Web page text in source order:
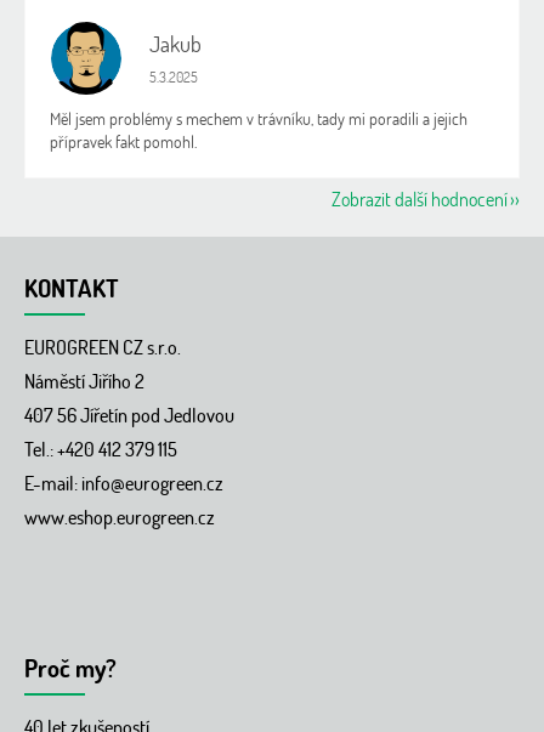
J Jakub
Hodnocení obchodu je 5 z 5 hvězdiček.
5.3.2025
Měl jsem problémy s mechem v trávníku, tady mi poradili a jejich
přípravek fakt pomohl.
Zobrazit další hodnocení
KONTAKT
EUROGREEN CZ s.r.o.
Náměstí Jiřího 2
407 56 Jířetín pod Jedlovou
Tel.: +420 412 379 115
E-mail:info@eurogreen.cz
www.eshop.eurogreen.cz
Proč my?
40 let zkušeností